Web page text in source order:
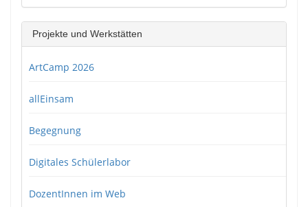
Projekte und Werkstätten
ArtCamp 2026
allEinsam
Begegnung
Digitales Schülerlabor
DozentInnen im Web